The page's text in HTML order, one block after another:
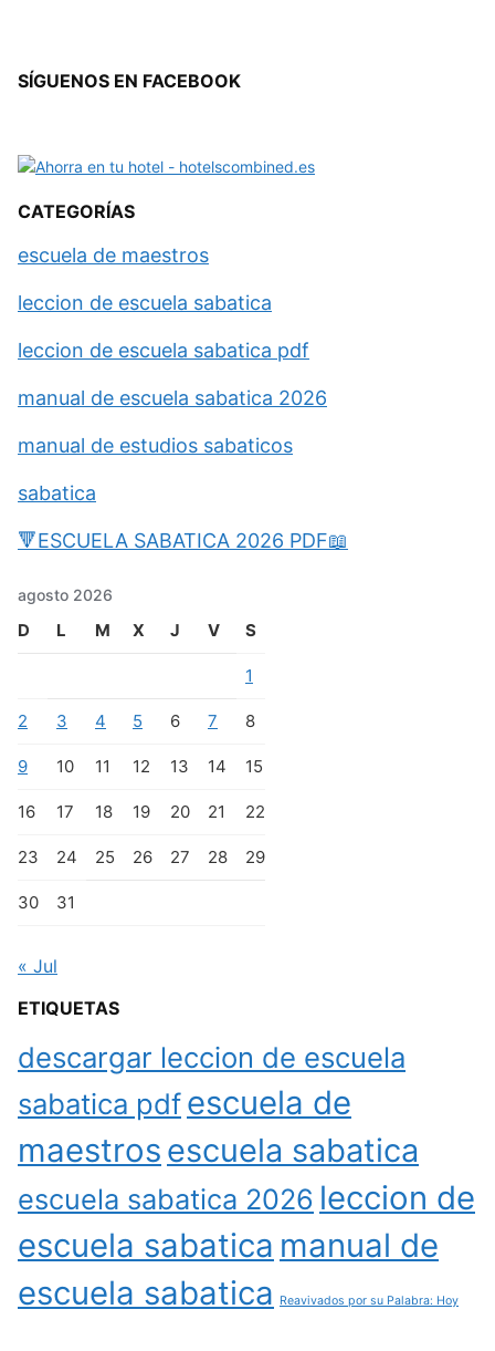
SÍGUENOS EN FACEBOOK
CATEGORÍAS
escuela de maestros
leccion de escuela sabatica
leccion de escuela sabatica pdf
manual de escuela sabatica 2026
manual de estudios sabaticos
sabatica
🔻ESCUELA SABATICA 2026 PDF📖
agosto 2026
D L M X J V S
1
2 3 4 5 6 7 8
9 10 11 12 13 14 15
16 17 18 19 20 21 22
23 24 25 26 27 28 29
30 31
« Jul
ETIQUETAS
descargar leccion de escuela
sabatica pdfescuela de
maestros escuela sabatica
escuela sabatica 2026 leccion de
escuela sabatica manual de
escuela sabatica
Reavivados por su Palabra: Hoy